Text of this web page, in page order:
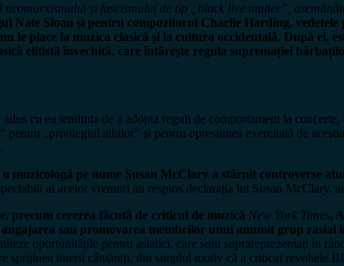
neomarxismului și fascismului de tip „black live matter”,
Nate Sloan și pentru compozitorul Charlie Harding,
le place la muzica clasică și la cultura occidentală. După ei,
elitistă învechită, care întărește regula supremației
cu ea tendința de a adopta reguli de comportament la
pentru „privilegiul albilor” și pentru opresiunea exercitată de
o muzicologă pe nume Susan McClary a stârnit controverse
ai acelor vremuri au respins declarația lui Susan McClary,
precum cererea făcută de criticul de muzică New York Times,
sau promovarea membrilor unui anumit grup
oportunitățile pentru asiatici, care sunt suprareprezentați în
sprijinea tinerii cântăreți, din simplul motiv că a criticat revoltele